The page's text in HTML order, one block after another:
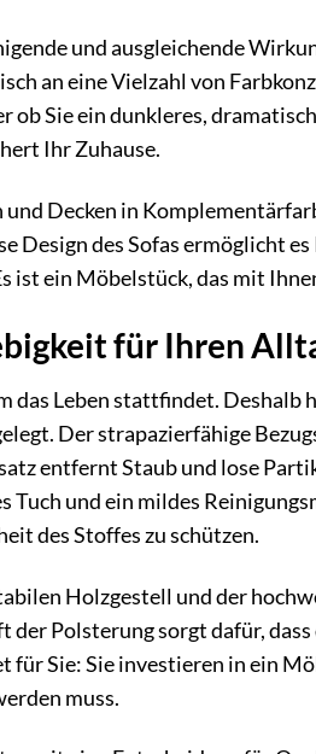
und ausgleichende
an eine Vielzahl von
Sie ein dunkleres,
Ihr Zuhause.
Decken in
Design des Sofas ermöglicht
ist ein Möbelstück, das mit
für Ihren
das Leben stattfindet.
Der strapazierfähige
entfernt Staub und lose
und ein mildes
des Stoffes zu schützen.
Holzgestell und der
Polsterung sorgt dafür, dass
Sie: Sie investieren in ein
muss.